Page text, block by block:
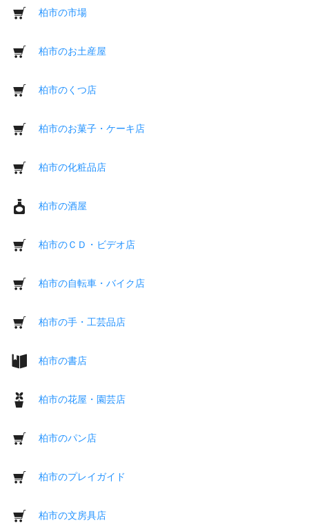
柏市の市場
柏市のお土産屋
柏市のくつ店
柏市のお菓子・ケーキ店
柏市の化粧品店
柏市の酒屋
柏市のＣＤ・ビデオ店
柏市の自転車・バイク店
柏市の手・工芸品店
柏市の書店
柏市の花屋・園芸店
柏市のパン店
柏市のプレイガイド
柏市の文房具店